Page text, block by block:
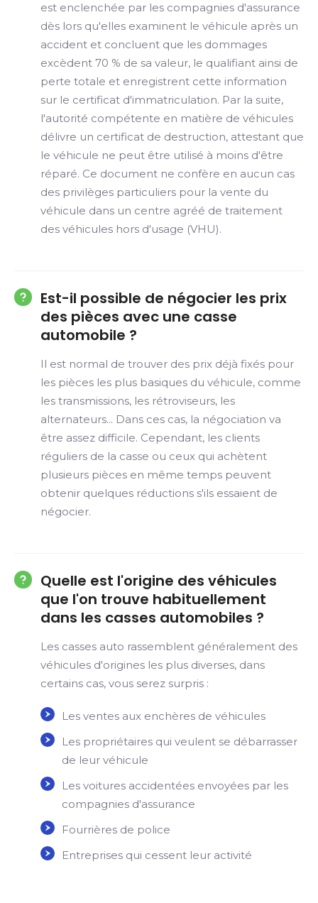
est enclenchée par les compagnies d'assurance
dès lors qu'elles examinent le véhicule après un
accident et concluent que les dommages
excèdent 70 % de sa valeur, le qualifiant ainsi de
perte totale et enregistrent cette information
sur le certificat d'immatriculation. Par la suite,
l'autorité compétente en matière de véhicules
délivre un certificat de destruction, attestant que
le véhicule ne peut être utilisé à moins d'être
réparé. Ce document ne confère en aucun cas
des privilèges particuliers pour la vente du
véhicule dans un centre agréé de traitement
des véhicules hors d'usage (VHU).
Est-il possible de négocier les prix
des pièces avec une casse
automobile ?
Il est normal de trouver des prix déjà fixés pour
les pièces les plus basiques du véhicule, comme
les transmissions, les rétroviseurs, les
alternateurs... Dans ces cas, la négociation va
être assez difficile. Cependant, les clients
réguliers de la casse ou ceux qui achètent
plusieurs pièces en même temps peuvent
obtenir quelques réductions s'ils essaient de
négocier.
Quelle est l'origine des véhicules
que l'on trouve habituellement
dans les casses automobiles ?
Les casses auto rassemblent généralement des
véhicules d'origines les plus diverses, dans
certains cas, vous serez surpris :
Les ventes aux enchères de véhicules
Les propriétaires qui veulent se débarrasser
de leur véhicule
Les voitures accidentées envoyées par les
compagnies d'assurance
Fourrières de police
Entreprises qui cessent leur activité